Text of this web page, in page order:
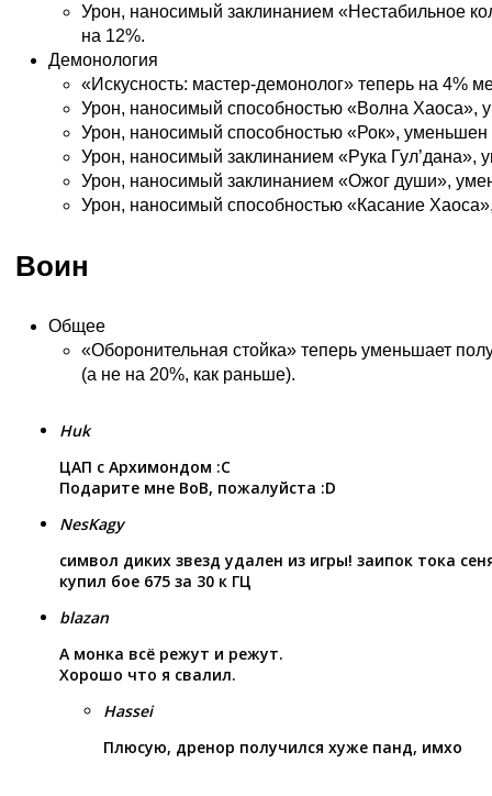
Урон, наносимый заклинанием «Нестабильное
на 12%.
Демонология
«Искусность: мастер-демонолог» теперь на 4%
Урон, наносимый способностью «Волна Хаоса»,
Урон, наносимый способностью «Рок», уменьшен
Урон, наносимый заклинанием «Рука Гул’дана»,
Урон, наносимый заклинанием «Ожог души»,
Урон, наносимый способностью «Касание
Воин
Общее
«Оборонительная стойка» теперь уменьшает
(а не на 20%, как раньше).
Huk
ЦАП с Архимондом :С
Подарите мне ВоВ, пожалуйста :D
NesKagy
символ диких звезд удален из игры! заипок тока
купил бое 675 за 30 к ГЦ
blazan
А монка всё режут и режут.
Хорошо что я свалил.
Hassei
Плюсую, дренор получился хуже панд, имхо